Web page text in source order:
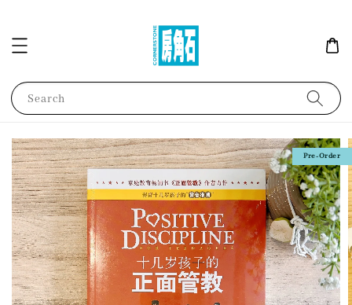
Search
Pre-Order